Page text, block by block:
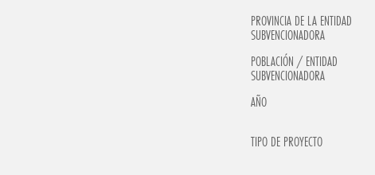
PROVINCIA DE LA ENTIDAD
SUBVENCIONADORA
POBLACIÓN / ENTIDAD
SUBVENCIONADORA
AÑO
TIPO DE PROYECTO